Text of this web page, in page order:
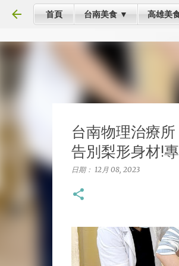
首頁 台南美食 ▼ 高雄美
台南物理治療
告別梨形身材!
日期： 12月 08, 2023